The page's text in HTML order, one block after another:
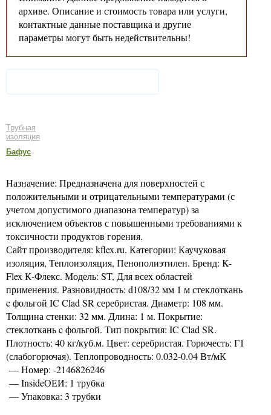
архиве. Описание и стоимость товара или услуги,
контактные данные поставщика и другие
параметры могут быть недействительны!
Трубная
изоляция
Бафус
Назначение: Предназначена для поверхностей с
положительными и отрицательными температурами (с
учетом допустимого диапазона температур) за
исключением объектов с повышенными требованиями к
токсичности продуктов горения.
Сайт производителя: kflex.ru. Категории: Каучуковая
изоляция, Теплоизоляция, Пенополиэтилен. Бренд: K-
Flex К-Флекс. Модель: ST, Для всех областей
применения. Разновидность: d108/32 мм 1 м стеклоткань
c фольгой IC Clad SR серебристая. Диаметр: 108 мм.
Толщина стенки: 32 мм. Длина: 1 м. Покрытие:
стеклоткань c фольгой. Тип покрытия: IC Clad SR.
Плотность: 40 кг/куб.м. Цвет: серебристая. Горючесть: Г1
(слабогорючая). Теплопроводность: 0.032-0.04 Вт/мК
— Номер: -2146826246
— InsideОЕИ: 1 трубка
— Упаковка: 3 трубки